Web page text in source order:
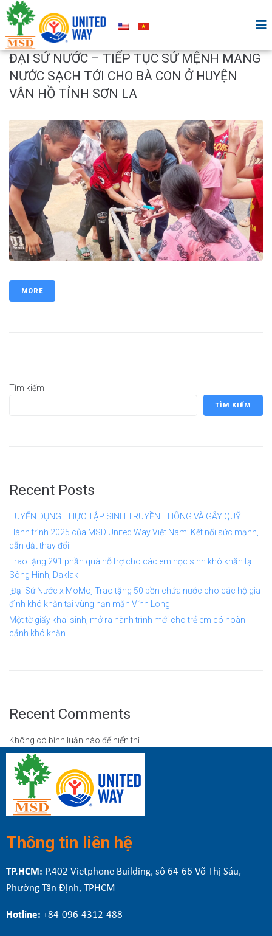
ĐẠI SỨ NƯỚC – TIẾP TỤC SỨ MỆNH MANG
NƯỚC SẠCH TỚI CHO BÀ CON Ở HUYỆN
VÂN HỒ TỈNH SƠN LA
MORE
Tìm kiếm
TÌM KIẾM
Recent Posts
TUYỂN DỤNG THỰC TẬP SINH TRUYỀN THÔNG VÀ GÂY QUỸ
Hành trình 2025 của MSD United Way Việt Nam: Kết nối sức mạnh,
dẫn dắt thay đổi
Trao tặng 291 phần quà hỗ trợ cho các em học sinh khó khăn tại
Sông Hinh, Daklak
[Đại Sứ Nước x MoMo] Trao tặng 50 bồn chứa nước cho các hộ gia
đình khó khăn tại vùng hạn mặn Vĩnh Long
Một tờ giấy khai sinh, mở ra hành trình mới cho trẻ em có hoàn
cảnh khó khăn
Recent Comments
Không có bình luận nào để hiển thị.
Thông tin liên hệ
TP.HCM: P.402 Vietphone Building, sô 64-66 Võ Thị Sáu,
Phường Tân Định, TPHCM
Hotline: +84-096-4312-488